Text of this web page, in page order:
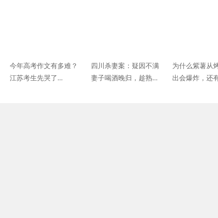
今年高考作文有多难？
江苏考生先哭了…
四川杀妻案：疑因不满
妻子喝酒晚归，趁熟睡
为什么紫薯从
出会爆炸，还